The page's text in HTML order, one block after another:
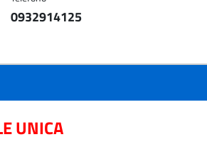
0932914125
UNICA